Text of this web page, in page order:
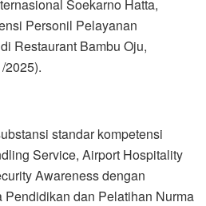
Soekarno Hatta,
Personil Pelayanan
Restaurant Bambu Oju,
2025).
standar kompetensi
Service, Airport Hospitality
Awareness dengan
dan Pelatihan Nurma